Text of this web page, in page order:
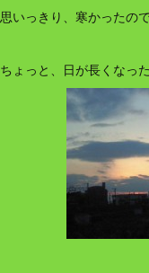
思いっきり、寒かったの
ちょっと、日が長くなっ